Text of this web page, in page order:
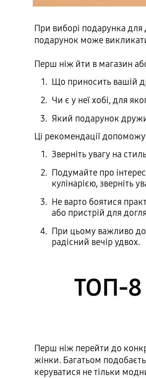
При виборі подарунка для
подарунок може викликати
Перш ніж йти в магазин
Що приносить вашій
Чи є у неї хобі, для
Який подарунок
Ці рекомендації
Зверніть увагу на
Подумайте про
кулінарією, зверніть
Не варто боятися
або пристрій для
При цьому важливо
радісний вечір удвох.
ТОП-8
Перш ніж перейти до
жінки. Багатьом
керуватися не тільки